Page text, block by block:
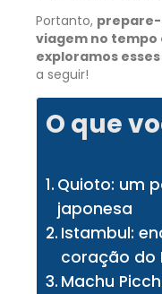
Portanto,
viagem no
exploramos
a seguir!
O que
Quioto: um
japonesa
Istambul:
coração do
Machu